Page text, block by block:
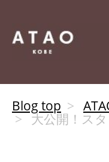
Blog top
大公開！ス